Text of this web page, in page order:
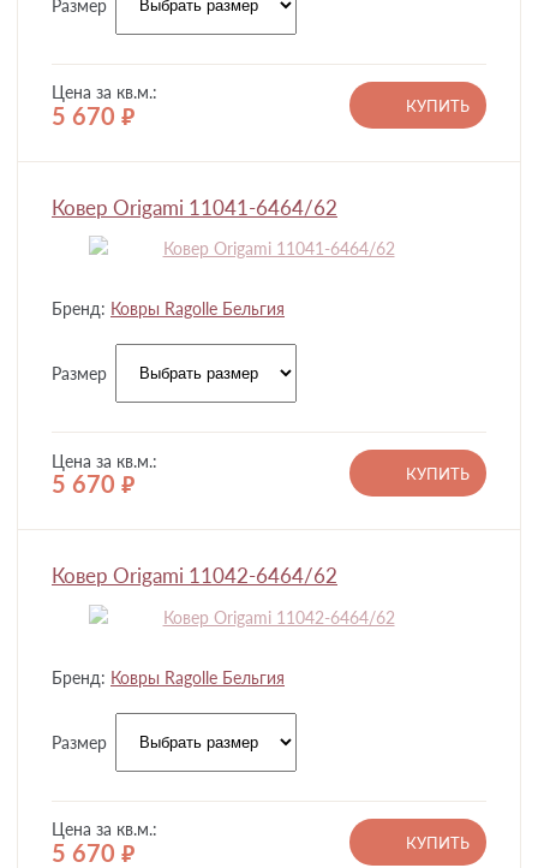
Размер
Цена за кв.м.:
5 670 руб.
КУПИТЬ
Ковер Origami 11041-6464/62
Бренд: Ковры Ragolle Бельгия
Размер
Цена за кв.м.:
5 670 руб.
КУПИТЬ
Ковер Origami 11042-6464/62
Бренд: Ковры Ragolle Бельгия
Размер
Цена за кв.м.:
5 670 руб.
КУПИТЬ